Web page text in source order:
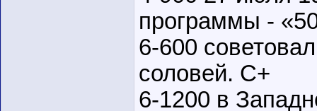
программы -
6-600
соловей. С+
6-1200 в